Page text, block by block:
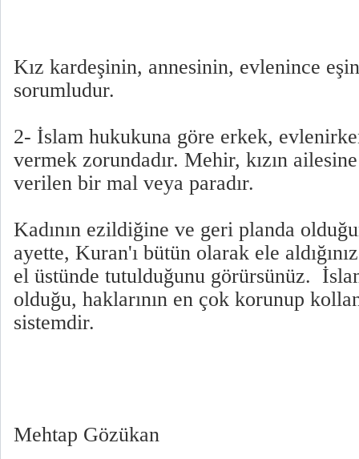
Kız kardeşinin, annesinin, evlenince
sorumludur.
2- İslam hukukuna göre erkek,
vermek zorundadır. Mehir, kızın
verilen bir mal veya paradır.
Kadının ezildiğine ve geri planda
ayette, Kuran'ı bütün olarak ele
el üstünde tutulduğunu görürsünüz.
olduğu, haklarının en çok korunup
sistemdir.
Mehtap Gözükan